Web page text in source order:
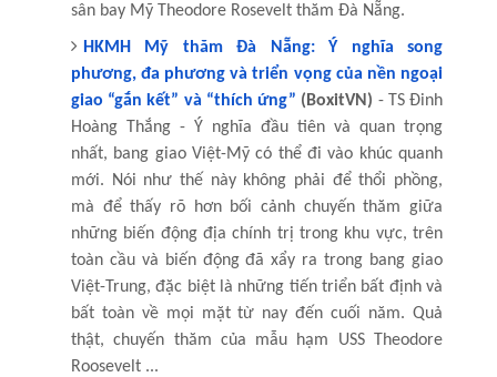
sân bay Mỹ Theodore Rosevelt thăm Đà Nẵng.
HKMH Mỹ thăm Đà Nẵng: Ý nghĩa song
phương, đa phương và triển vọng của nền ngoại
giao “gắn kết” và “thích ứng” (BoxitVN) - TS Đinh
Hoàng Thắng - Ý nghĩa đầu tiên và quan trọng
nhất, bang giao Việt-Mỹ có thể đi vào khúc quanh
mới. Nói như thế này không phải để thổi phồng,
mà để thấy rõ hơn bối cảnh chuyến thăm giữa
những biến động địa chính trị trong khu vực, trên
toàn cầu và biến động đã xẩy ra trong bang giao
Việt-Trung, đặc biệt là những tiến triển bất định và
bất toàn về mọi mặt từ nay đến cuối năm. Quả
thật, chuyến thăm của mẫu hạm USS Theodore
Roosevelt ...